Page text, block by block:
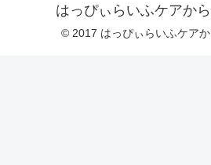
はっぴぃらいふケアか
© 2017 はっぴぃらいふケアか